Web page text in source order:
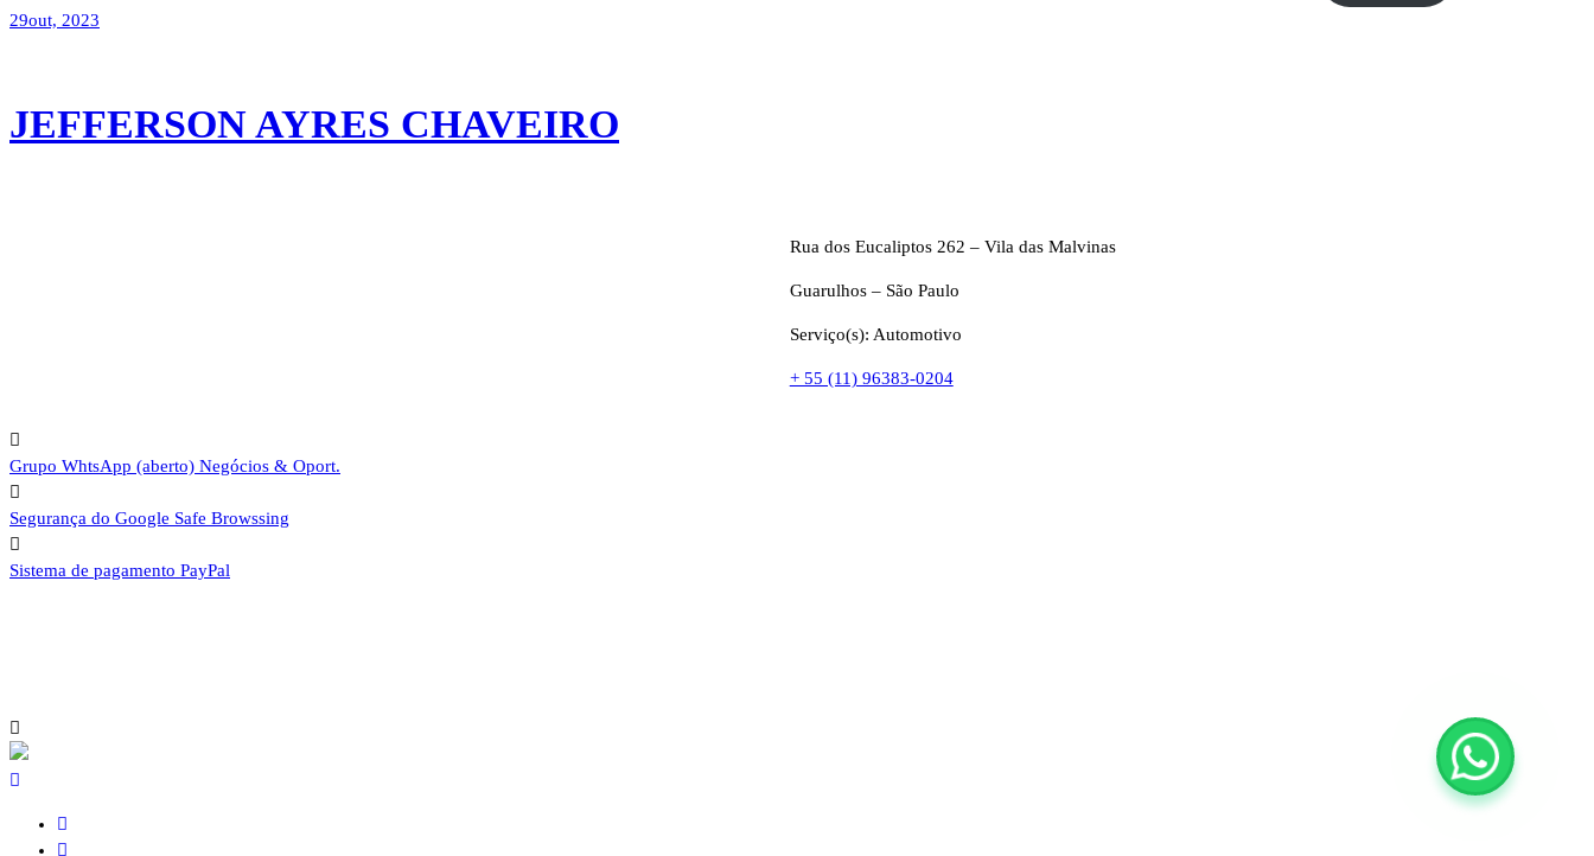
29out, 2023
JEFFERSON AYRES CHAVEIRO
Rua dos Eucaliptos 262 – Vila das Malvinas
Guarulhos – São Paulo
Serviço(s): Automotivo
+ 55 (11) 96383-0204
Grupo WhtsApp (aberto) Negócios & Oport.
Segurança do Google Safe Browssing
Sistema de pagamento PayPal